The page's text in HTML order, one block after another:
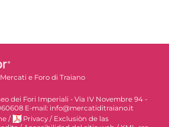
Mercati e Foro di Traiano
dei Fori Imperiali - Via IV Novembre 94 -
E-mail: info@mercatiditraiano.it
/ Privacy / Exclusiòn de las